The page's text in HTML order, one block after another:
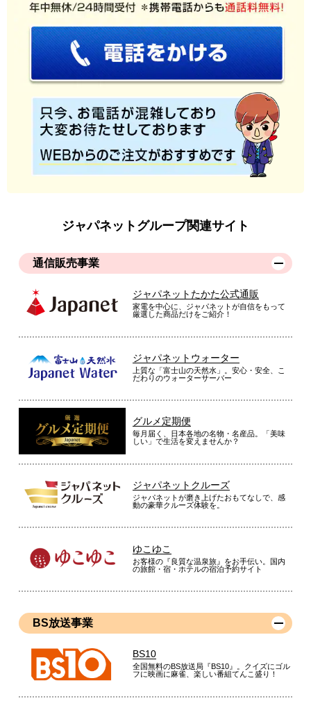
ジャパネットグループ関連サイト
通信販売事業
ジャパネットたかた公式通販
家電を中心に、ジャパネットが自信をもって
厳選した商品だけをご紹介！
ジャパネットウォーター
上質な「富士山の天然水」。安心・安全、こ
だわりのウォーターサーバー
グルメ定期便
毎月届く、日本各地の名物・名産品。「美味
しい」で生活を変えませんか？
ジャパネットクルーズ
ジャパネットが磨き上げたおもてなしで、感
動の豪華クルーズ体験を。
ゆこゆこ
お客様の『良質な温泉旅』をお手伝い。国内
の旅館・宿・ホテルの宿泊予約サイト
BS放送事業
BS10
全国無料のBS放送局『BS10』。クイズにゴル
フに映画に麻雀、楽しい番組てんこ盛り！